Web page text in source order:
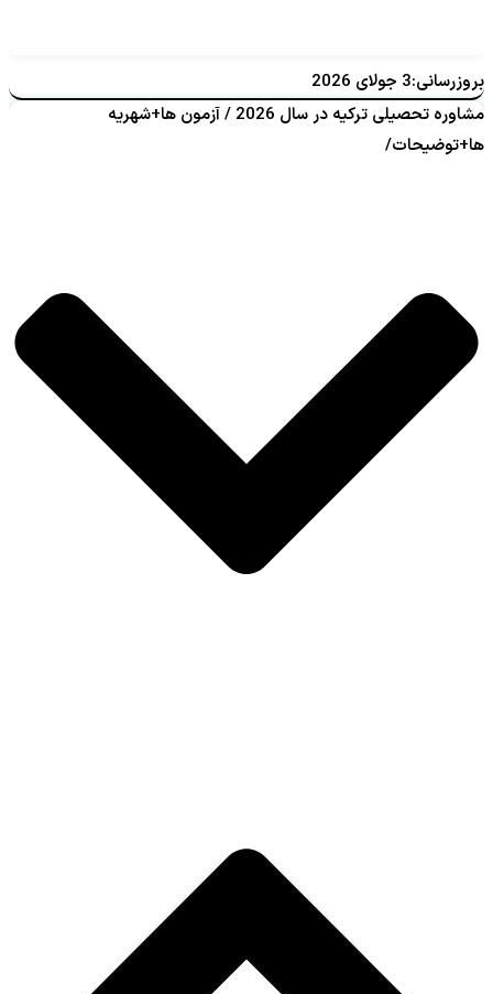
بروزرسانی:3 جولای 2026
مشاوره تحصیلی ترکیه در سال 2026 / آزمون ها+شهریه
ها+توضیحات/